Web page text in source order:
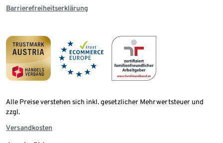
Barrierefreiheitserklärung
Alle Preise verstehen sich inkl. gesetzlicher Mehrwertsteuer und
zzgl.
Versandkosten